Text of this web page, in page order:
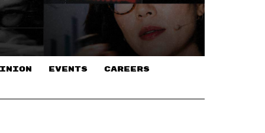
EVENTS CAREERS